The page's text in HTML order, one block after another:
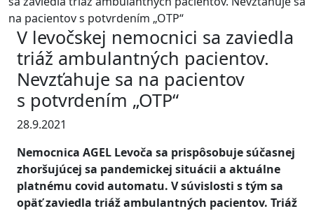
na pacientov s potvrdením „OTP“
V levočskej nemocnici sa zaviedla
triáž ambulantných pacientov.
Nevzťahuje sa na pacientov
s potvrdením „OTP“
28.9.2021
Nemocnica AGEL Levoča sa prispôsobuje súčasnej
zhoršujúcej sa pandemickej situácii a aktuálne
platnému covid automatu. V súvislosti s tým sa
opäť zaviedla triáž ambulantných pacientov. Triáž